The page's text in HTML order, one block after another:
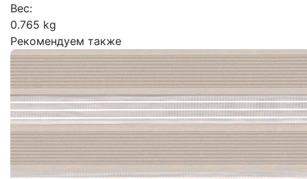
Вес:
0.765 kg
Рекомендуем также